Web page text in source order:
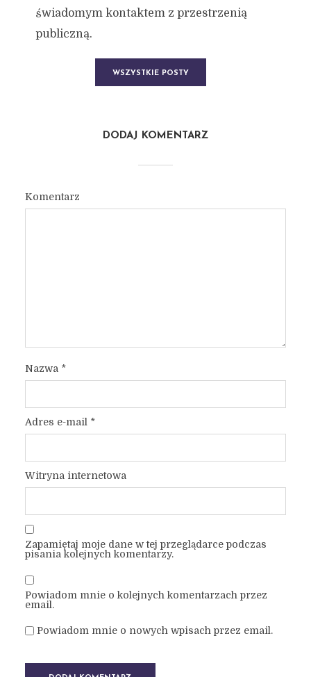
świadomym kontaktem z przestrzenią
publiczną.
WSZYSTKIE POSTY
DODAJ KOMENTARZ
Komentarz
Nazwa *
Adres e-mail *
Witryna internetowa
Zapamiętaj moje dane w tej przeglądarce podczas
pisania kolejnych komentarzy.
Powiadom mnie o kolejnych komentarzach przez
email.
Powiadom mnie o nowych wpisach przez email.